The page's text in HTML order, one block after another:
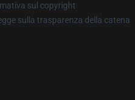
sul copyright
sulla trasparenza della catena